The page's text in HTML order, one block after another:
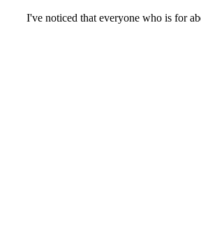
“I've noticed that everyone who is for